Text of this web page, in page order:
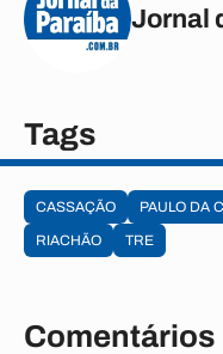
Jornal
Tags
CASSAÇÃO PAULO DA
RIACHÃO
TRE
Comentários